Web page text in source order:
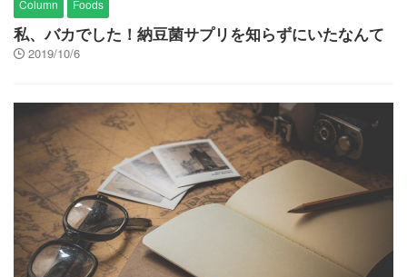
Column Foods
私、バカでした！納豆菌サプリを知らずにいたなんて
2019/10/6